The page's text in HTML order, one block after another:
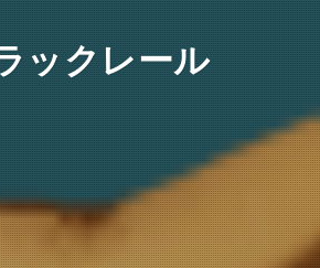
ックレール